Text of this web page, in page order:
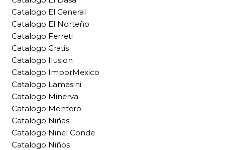
Catalogo El General
Catalogo El Norteño
Catalogo Ferreti
Catalogo Gratis
Catalogo Ilusion
Catalogo ImporMexico
Catalogo Lamasini
Catalogo Minerva
Catalogo Montero
Catalogo Niñas
Catalogo Ninel Conde
Catalogo Niños